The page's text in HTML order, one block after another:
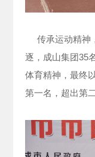
传承运动精神
逐，成山集团35
体育精神，最终
第一名，超出第